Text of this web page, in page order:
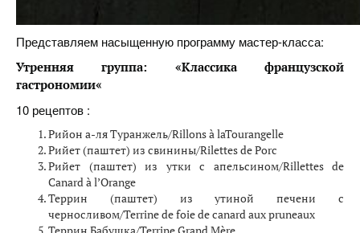
Представляем насыщенную программу мастер-класса:
Утренняя группа: «Классика французской
гастрономии«
10 рецептов :
Рийон а-ля Туранжель/Rillons à laTourangelle
Рийет (паштет) из свинины/Rilettes de Porc
Рийет (паштет) из утки с апельсином/Rillettes de
Canard à l’Orange
Террин (паштет) из утиной печени с
черносливом/Terrine de foie de canard aux pruneaux